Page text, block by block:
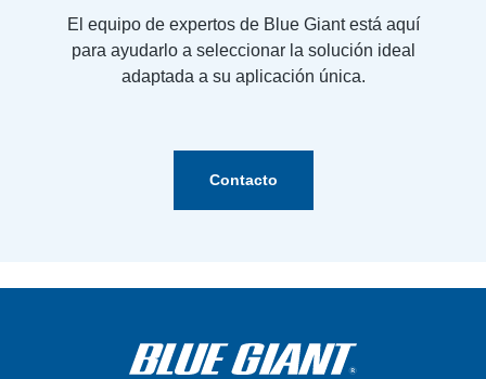
El equipo de expertos de Blue Giant está aquí
para ayudarlo a seleccionar la solución ideal
adaptada a su aplicación única.
Contacto